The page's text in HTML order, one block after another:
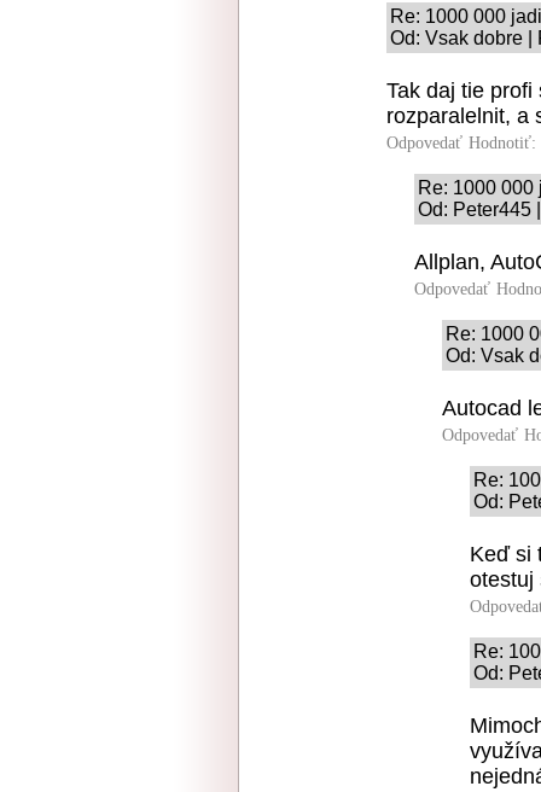
Re: 1000 000
Od: Vsak dobre |
Tak daj tie
rozparalelnit, a
Odpovedať Hodnotiť:
Re: 1000 000
Od: Peter445
Allplan,
Odpovedať
Re: 1000
Od: Vsak
Autocad
Odpovedať
Re:
Od:
Keď si
otestuj
Re:
Od: